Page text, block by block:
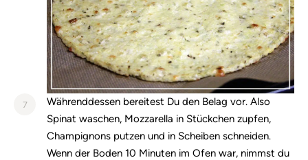
7
Währenddessen bereitest Du den Belag vor. Also
Spinat waschen, Mozzarella in Stückchen zupfen,
Champignons putzen und in Scheiben schneiden.
Wenn der Boden 10 Minuten im Ofen war, nimmst du